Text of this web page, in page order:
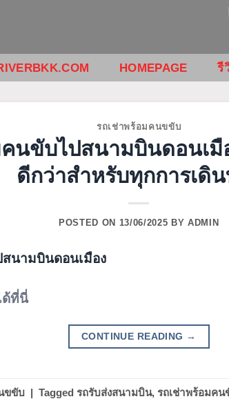
HOMEPAGE รี
รถเช่าพร้อมคนขขับ
นขับไปสนามบินดอนเมื
ดีกว่าสำหรับทุกการเดิ
POSTED ON 13/06/2025 BYADMIN
ด้ที่นี่
CONTINUE READING →
ขขับ | Tagged รถรับส่งสนามบิน, รถเช่าพร้อมคน